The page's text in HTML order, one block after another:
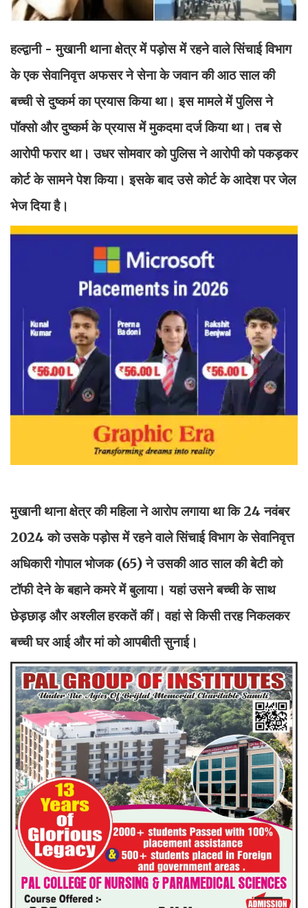
हल्द्वानी - मुखानी थाना क्षेत्र में पड़ोस में रहने वाले सिंचाई विभाग
के एक सेवानिवृत्त अफसर ने सेना के जवान की आठ साल की
बच्ची से दुष्कर्म का प्रयास किया था। इस मामले में पुलिस ने
पॉक्सो और दुष्कर्म के प्रयास में मुकदमा दर्ज किया था। तब से
आरोपी फरार था। उधर सोमवार को पुलिस ने आरोपी को पकड़कर
कोर्ट के सामने पेश किया। इसके बाद उसे कोर्ट के आदेश पर जेल
भेज दिया है।
मुखानी थाना क्षेत्र की महिला ने आरोप लगाया था कि 24 नवंबर
2024 को उसके पड़ोस में रहने वाले सिंचाई विभाग के सेवानिवृत्त
अधिकारी गोपाल भोजक (65) ने उसकी आठ साल की बेटी को
टॉफी देने के बहाने कमरे में बुलाया। यहां उसने बच्ची के साथ
छेड़छाड़ और अश्लील हरकतें कीं। वहां से किसी तरह निकलकर
बच्ची घर आई और मां को आपबीती सुनाई।